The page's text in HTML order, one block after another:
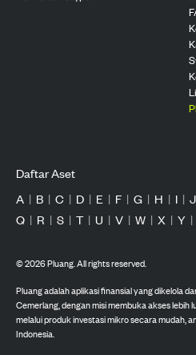
Daftar Aset
A | B | C | D | E | F | G | H | I | J
Q | R | S | T | U | V | W | X | Y |
©2026Pluang. All rights reserved.
Pluang adalah aplikasi finansial yang dikelola
Cemerlang, dengan misi membuka akses lebih
melalui produk investasi mikro secara mudah,
Indonesia.